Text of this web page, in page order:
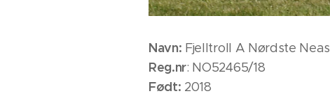
Navn: Fjelltroll A Nørdste Neas
Reg.nr: NO52465/18
Født: 2018